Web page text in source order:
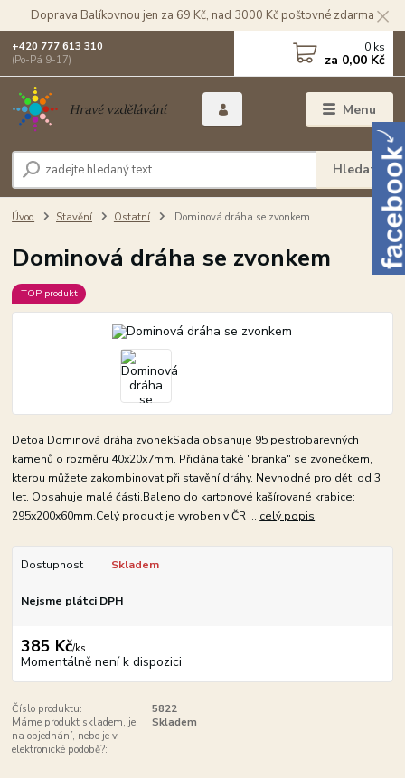
Doprava Balíkovnou jen za 69 Kč, nad 3000 Kč poštovné zdarma
Menu
Hledat
+420 777 613 310
(Po-Pá 9-17)
0 ks
za 0,00 Kč
Úvod Stavění Ostatní Dominová dráha se zvonkem
Dominová dráha se zvonkem
TOP produkt
Detoa Dominová dráha zvonekSada obsahuje 95 pestrobarevných
kamenů o rozměru 40x20x7mm. Přidána také "branka" se zvonečkem,
kterou můžete zakombinovat při stavění dráhy. Nevhodné pro děti od 3
let. Obsahuje malé části.Baleno do kartonové kašírované krabice:
295x200x60mm.Celý produkt je vyroben v ČR ... celý popis
Dostupnost Skladem
Nejsme plátci DPH
385 Kč/ks
Momentálně není k dispozici
Číslo produktu:
5822
Máme produkt skladem, je
na objednání, nebo je v
elektronické podobě?:
Skladem